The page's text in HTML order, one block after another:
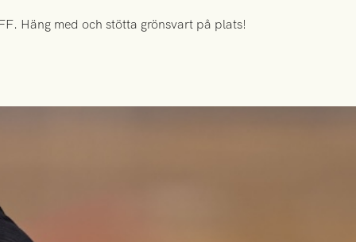
Häng med och stötta grönsvart på plats!